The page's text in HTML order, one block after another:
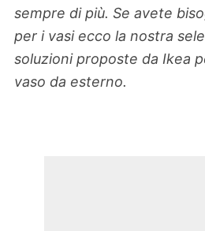
sempre di più. Se avete
per i vasi ecco la nostra
soluzioni proposte da Ikea
vaso da esterno.